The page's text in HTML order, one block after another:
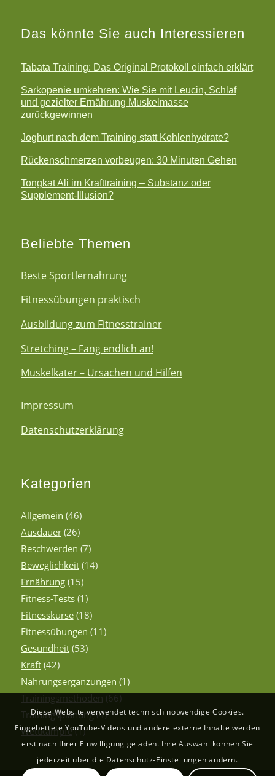
Das könnte Sie auch Interessieren
Tabata Training: Das Original Protokoll einfach erklärt
Sarkopenie umkehren: Wie Sie mit Leucin, Schlaf
und gezielter Ernährung Muskelmasse
zurückgewinnen
Joghurt nach dem Training statt Kohlenhydrate?
Rückenschmerzen vorbeugen: 30 Minuten Gehen
Tongkat Ali im Krafttraining – Substanz oder
Supplement-Illusion?
Beliebte Themen
Beste Sportlernahrung
Fitnessübungen praktisch
Ausbildung zum Fitnesstrainer
Stretching – Fang endlich an!
Muskelkater – Ursachen und Hilfen
Impressum
Datenschutzerklärung
Kategorien
Allgemein (46)
Ausdauer(26)
Beschwerden (7)
Beweglichkeit(14)
Ernährung(15)
Fitness-Tests(1)
Fitnesskurse(18)
Fitnessübungen (11)
Gesundheit(53)
Kraft(42)
Nahrungsergänzungen (1)
Trainingsmethoden (66)
Trainingsplanung(4)
Wettkämpfe(1)
Diese Website verwendet technisch notwendige Cookies.
Eingebettete YouTube-Videos und andere externe Inhalte werden
erst nach Ihrer Einwilligung geladen. Ihre Auswahl können Sie
jederzeit über die Datenschutz-Einstellungen ändern.